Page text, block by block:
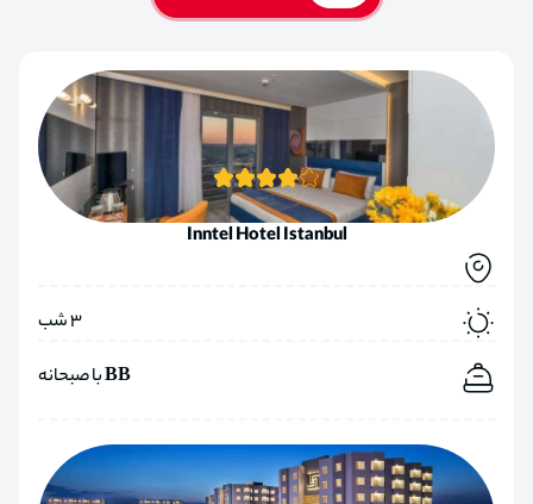
Inntel Hotel Istanbul
3 شب
BB با صبحانه